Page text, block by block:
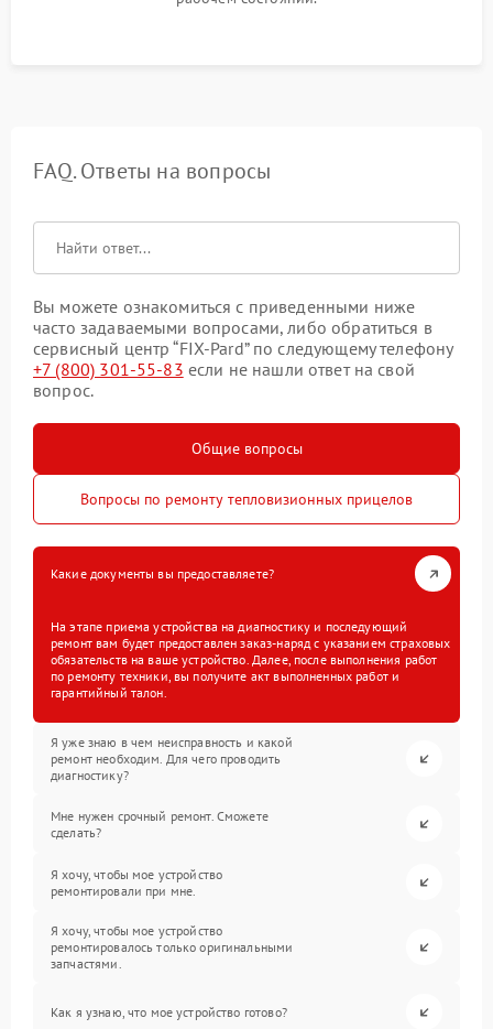
FAQ. Ответы на вопросы
Вы можете ознакомиться с приведенными ниже
часто задаваемыми вопросами, либо обратиться в
сервисный центр “FIX-Pard” по следующему телефону
+7 (800) 301-55-83 если не нашли ответ на свой
вопрос.
Общие вопросы
Вопросы по ремонту тепловизионных прицелов
Какие документы вы предоставляете?
На этапе приема устройства на диагностику и последующий
ремонт вам будет предоставлен заказ-наряд с указанием страховых
обязательств на ваше устройство. Далее, после выполнения работ
по ремонту техники, вы получите акт выполненных работ и
гарантийный талон.
Я уже знаю в чем неисправность и какой
ремонт необходим. Для чего проводить
диагностику?
Мне нужен срочный ремонт. Сможете
сделать?
Я хочу, чтобы мое устройство
ремонтировали при мне.
Я хочу, чтобы мое устройство
ремонтировалось только оригинальными
запчастями.
Как я узнаю, что мое устройство готово?